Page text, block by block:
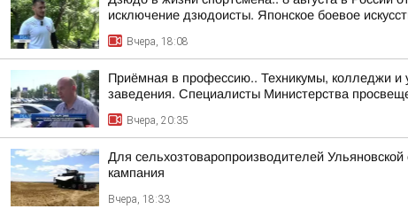
исключение дзюдоисты. Японское боевое
Вчера, 18:08
Приёмная в профессию.. Техникумы, колледжи и
заведения. Специалисты Министерства
Вчера, 20:35
Для сельхозтоваропроизводителей
кампания
Вчера, 18:33